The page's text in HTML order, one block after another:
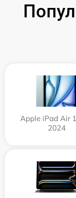
Apple iPad Air
2024